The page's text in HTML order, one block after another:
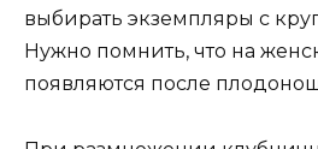
выбирать экземпляры с
Нужно помнить, что на
появляются после